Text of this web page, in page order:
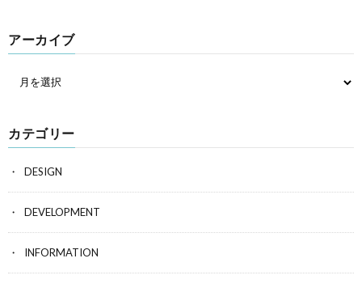
アーカイブ
カテゴリー
DESIGN
DEVELOPMENT
INFORMATION